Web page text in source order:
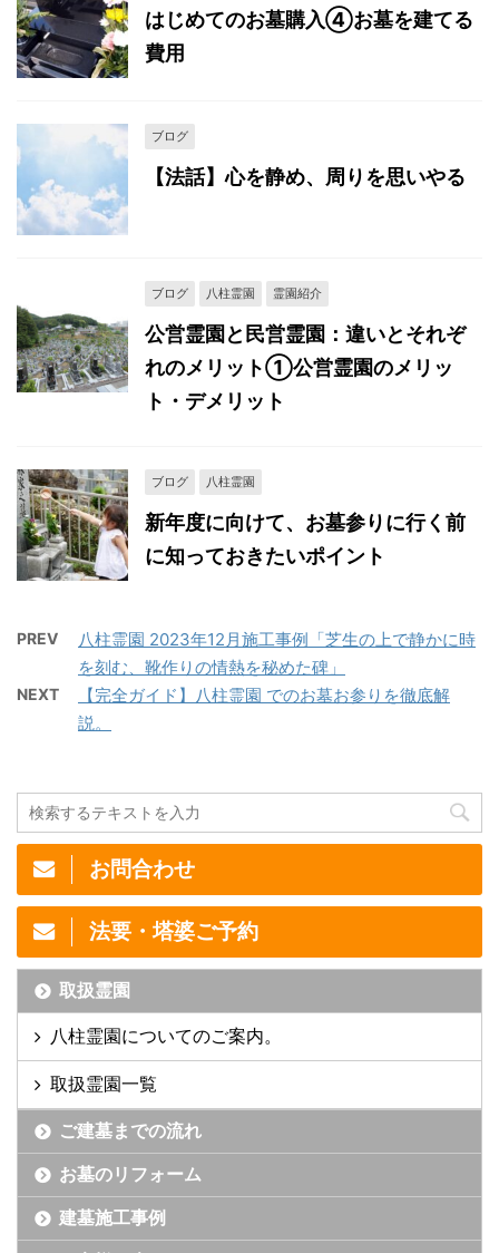
はじめてのお墓購入④お墓を建てる
費用
ブログ
【法話】心を静め、周りを思いやる
ブログ 八柱霊園 霊園紹介
公営霊園と民営霊園：違いとそれぞ
れのメリット①公営霊園のメリッ
ト・デメリット
ブログ 八柱霊園
新年度に向けて、お墓参りに行く前
に知っておきたいポイント
PREV
八柱霊園 2023年12月施工事例「芝生の上で静かに時
を刻む、靴作りの情熱を秘めた碑」
NEXT
【完全ガイド】八柱霊園 でのお墓お参りを徹底解
説。
お問合わせ
法要・塔婆ご予約
取扱霊園
八柱霊園についてのご案内。
取扱霊園一覧
ご建墓までの流れ
お墓のリフォーム
建墓施工事例